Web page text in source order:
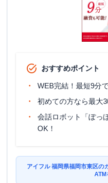
おすすめポイント
WEB完結！最短9分
初めての方なら最大
会話ロボット「ぽっ
OK！
アイフル 福岡県福岡市東区の
ATM